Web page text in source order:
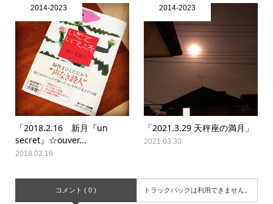
2014-2023
「2018.2.16 新月『un
secret』☆ouver...
2018.02.16
2014-2023
「2021.3.29 天秤座の満月」
2021.03.30
コメント ( 0 ) トラックバックは利用できません。